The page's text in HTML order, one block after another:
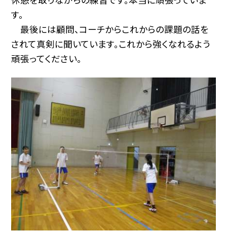
す。
最後には顧問、コーチからこれからの課題の話を
されて真剣に聞いています。これから強くなれるよう
頑張ってください。